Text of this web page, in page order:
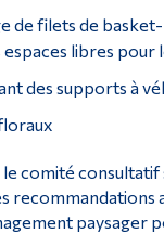
de filets de
libres pour
des supports à
comité
recommandations
paysager